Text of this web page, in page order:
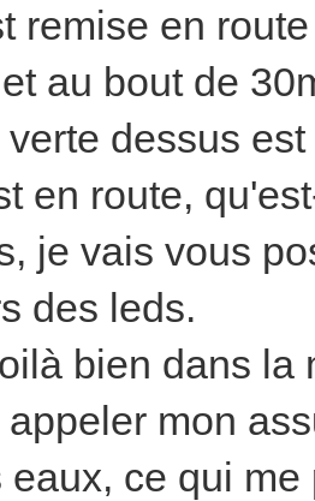
remise en
au bout de
dessus
en route,
je vais vous
des leds.
bien dans
mon
eaux, ce qui